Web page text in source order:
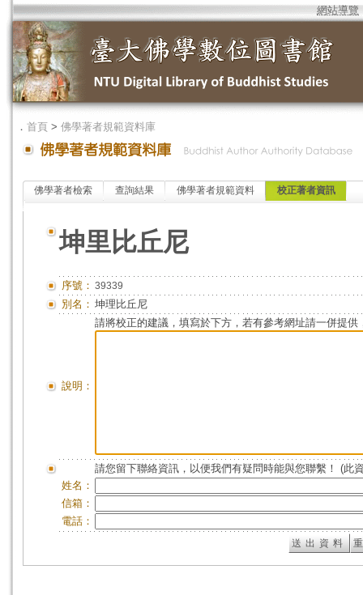
網站導覽
． 首頁 > 佛學著者規範資料庫
佛學著者檢索 查詢結果 佛學著者規範資料 校正著者資訊
坤里比丘尼
序號： 39339
別名： 坤理比丘尼
說明：
請將校正的建議，填寫於下方，若有參考網址請一併提供
請您留下聯絡資訊，以便我們有疑問時能與您聯繫！ (此
姓名：
信箱：
電話：